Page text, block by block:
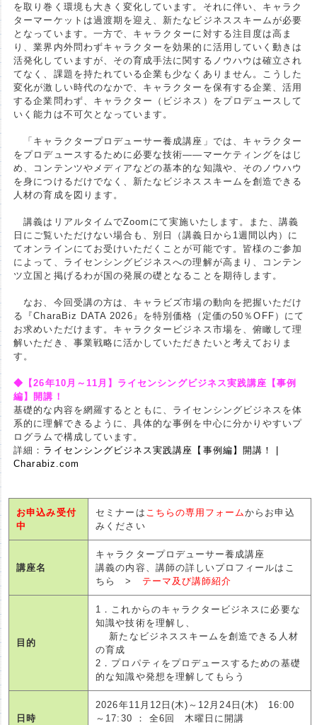
を取り巻く環境も大きく変化しています。それに伴い、キャラク
ターマーケットは過渡期を迎え、新たなビジネススキームが必要
となっています。一方で、キャラクターに対する注目度は高ま
り、業界内外問わずキャラクターを効果的に活用していく動きは
活発化していますが、その育成手法に関するノウハウは確立され
てなく、課題を持たれている企業も少なくありません。こうした
変化が激しい時代のなかで、キャラクターを保有する企業、活用
する企業問わず、キャラクター（ビジネス）をプロデュースして
いく能力は不可欠となっています。
「キャラクタープロデューサー養成講座」では、キャラクター
をプロデュースするために必要な技術――マーケティングをはじ
め、コンテンツやメディアなどの基本的な知識や、そのノウハウ
を身につけるだけでなく、新たなビジネススキームを創造できる
人材の育成を図ります。
講義はリアルタイムでZoomにて実施いたします。また、講義
日にご覧いただけない場合も、別日（講義日から1週間以内）に
てオンラインにてお受けいただくことが可能です。皆様のご参加
によって、ライセンシングビジネスへの理解が高まり、コンテン
ツ立国と掲げるわが国の発展の礎となることを期待します。
なお、今回受講の方は、キャラビズ市場の動向を把握いただけ
る『CharaBiz DATA 2026』を特別価格（定価の50％OFF）にて
お求めいただけます。キャラクタービジネス市場を、俯瞰して理
解いただき、事業戦略に活かしていただきたいと考えておりま
す。
◆【26年10月～11月】ライセンシングビジネス実践講座【事例
編】開講！
基礎的な内容を網羅するとともに、ライセンシングビジネスを体
系的に理解できるように、具体的な事例を中心に分かりやすいプ
ログラムで構成しています。
詳細： ライセンシングビジネス実践講座【事例編】開講！ |
Charabiz.com
お申込み受付
中
セミナーは こちらの専用フォームからお申込
みください
講座名
キャラクタープロデューサー養成講座
講義の内容、講師の詳しいプロフィールはこ
ちら > テーマ及び講師紹介
目的
1．これからのキャラクタービジネスに必要な
知識や技術を理解し、
新たなビジネススキームを創造できる人材
の育成
2．プロパティをプロデュースするための基礎
的な知識や発想を理解してもらう
日時
2026年11月12日(木)～12月24日(木) 16:00
～17:30 ： 全6回 木曜日に開講